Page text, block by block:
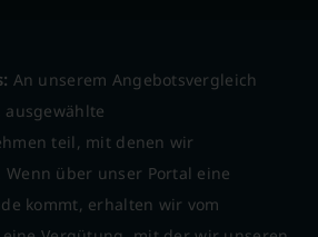
An unserem Angebotsvergleich
teil, mit denen wir
über unser Portal eine
kommt, erhalten wir vom